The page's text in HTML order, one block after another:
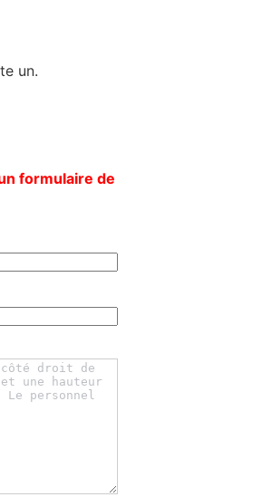
un.
formulaire de